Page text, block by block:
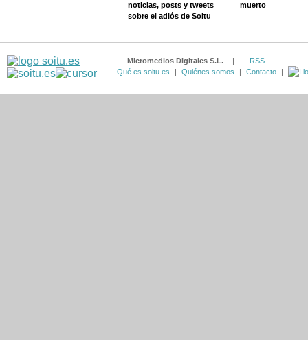
noticias, posts y tweets
sobre el adiós de Soitu
muerto
Micromedios Digitales S.L. |
RSS
Qué es soitu.es
| Quiénes somos | Contacto |